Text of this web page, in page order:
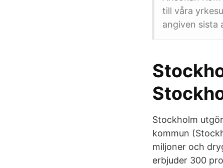
till våra
angiven sista
Stockholm
kommun
miljoner och
erbjuder 300